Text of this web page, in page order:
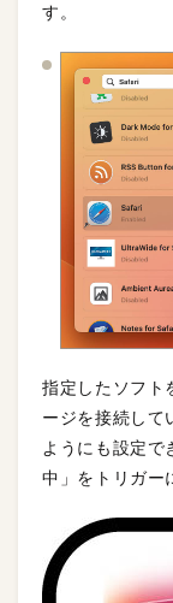
す。
指定したソフト
ージを接続して
ようにも設定で
中」をトリガー